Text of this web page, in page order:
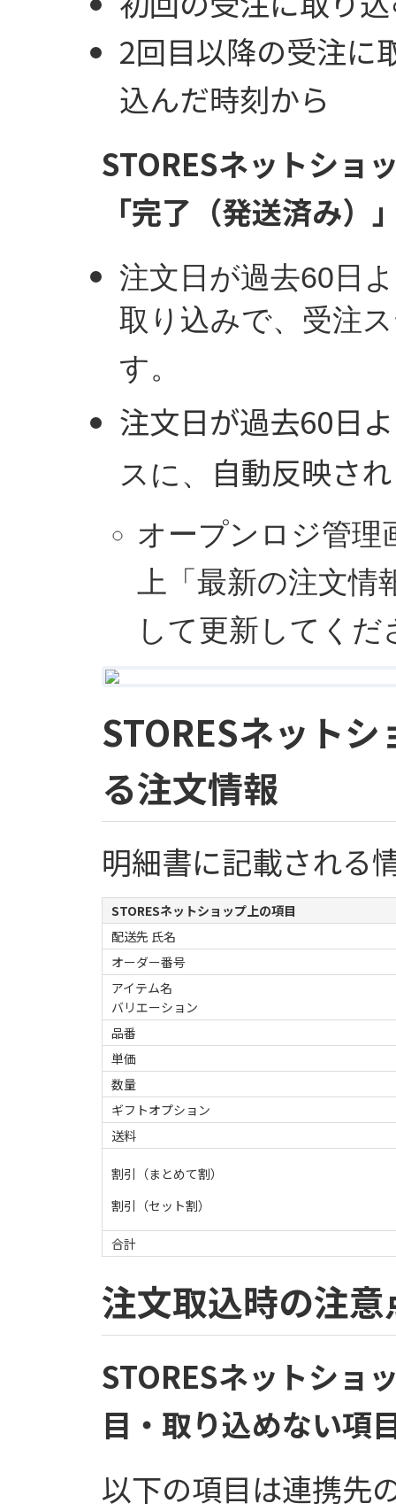
2回目以降の受注に
込んだ時刻から
STORESネットショ
「完了（発送済み）
注文日が過去60日
取り込みで、受注
す。
注文日が過去60日
スに、 自動反映さ
オープンロジ管理
上「最新の注文
して更新してくだ
STORESネット
る注文情報
明細書に記載される
STORESネットショップ上の項目
配送先 氏名
オーダー番号
アイテム名
バリエーション
品番
単価
数量
ギフトオプション
送料
割引（まとめて割）
割引（セット割）
合計
注文取込時の注意
STORESネットショ
目・取り込めない項
以下の項目は連携先